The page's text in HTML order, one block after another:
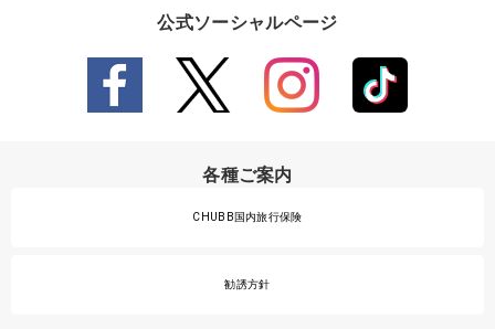
公式ソーシャルページ
各種ご案内
CHUBB国内旅行保険
勧誘方針